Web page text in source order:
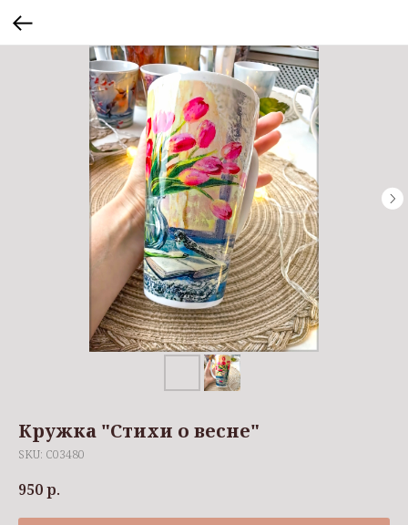
Кружка "Стихи о весне"
SKU: C03480
950р.